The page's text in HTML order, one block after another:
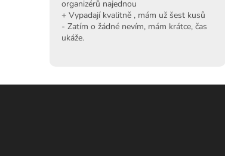
organizérů najednou
+ Vypadají kvalitně , mám už šest kusů
- Zatím o žádné nevím, mám krátce, čas
ukáže.
Z